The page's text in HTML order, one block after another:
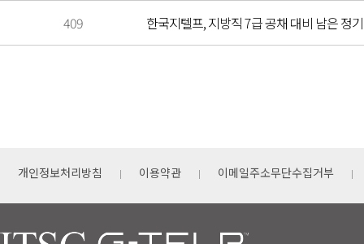
409 한국지텔프, 지방직 7급 공채 대비 남은 정
개인정보처리방침 이용약관 이메일주소무단수집거부